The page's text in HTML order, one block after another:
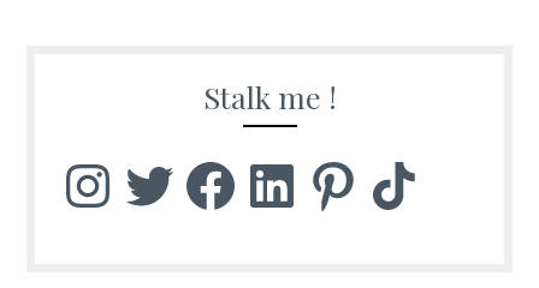
Stalk me !
InstagramTwitter FacebookLinkedInPinterest TikTok